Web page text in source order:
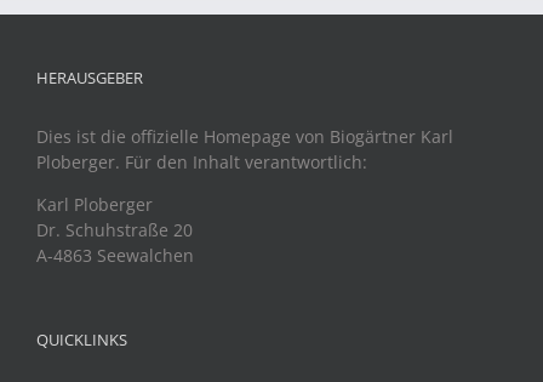
HERAUSGEBER
Dies ist die offizielle Homepage von Biogärtner Karl
Ploberger. Für den Inhalt verantwortlich:
Karl Ploberger
Dr. Schuhstraße 20
A-4863 Seewalchen
QUICKLINKS